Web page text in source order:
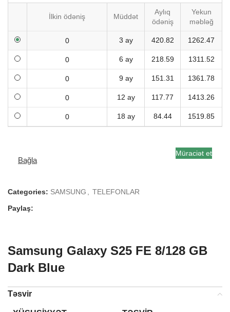
İlkin ödəniş Müddət
Aylıq
ödəniş
Yekun
məbləğ
3 ay 420.82 1262.47
6 ay 218.59 1311.52
9 ay 151.31 1361.78
12 ay 117.77 1413.26
18 ay 84.44 1519.85
Bağla
Müraciət et
Categories: SAMSUNG
TELEFONLAR
Paylaş:
Samsung Galaxy S25 FE 8/128 GB
Dark Blue
Təsvir